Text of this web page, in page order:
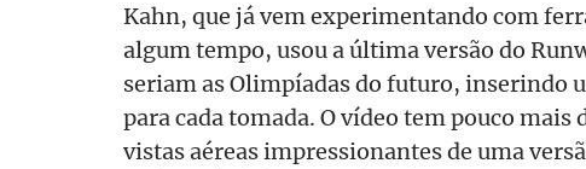
Kahn, que já vem experimentando com
algum tempo, usou a última versão do
seriam as Olimpíadas do futuro, inserindo
para cada tomada. O vídeo tem pouco
vistas aéreas impressionantes de uma